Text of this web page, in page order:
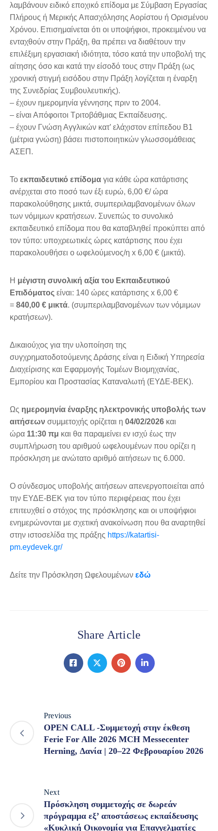
λαμβάνουν ειδικό εποχικό επίδομα με Σύμβαση Εργασίας
Πλήρους ή Μερικής Απασχόλησης Αορίστου ή Ορισμένου
Χρόνου. Επισημαίνεται ότι οι υποψήφιοι, προκειμένου να
ενταχθούν στην Πράξη, θα πρέπει να διαθέτουν την
επιλέξιμη εργασιακή ιδιότητα, τόσο κατά την υποβολή της
αίτησης όσο και κατά την είσοδό τους στην Πράξη (ως
χρονική στιγμή εισόδου στην Πράξη λογίζεται η έναρξη
της Συνεδρίας Συμβουλευτικής).
– έχουν ημερομηνία γέννησης πριν το 2004.
– είναι Απόφοιτοι Τριτοβάθμιας Εκπαίδευσης.
– έχουν Γνώση Αγγλικών κατ’ ελάχιστον επίπεδου Β1
(μέτρια γνώση) βάσει πιστοποιητικών γλωσσομάθειας
ΑΣΕΠ.
Το εκπαιδευτικό επίδομα για κάθε ώρα κατάρτισης
ανέρχεται στο ποσό των έξι ευρώ, 6,00 €/ ώρα
παρακολούθησης μικτά, συμπεριλαμβανομένων όλων
των νόμιμων κρατήσεων. Συνεπώς το συνολικό
εκπαιδευτικό επίδομα που θα καταβληθεί προκύπτει από
τον τύπο: υποχρεωτικές ώρες κατάρτισης που έχει
παρακολουθήσει ο ωφελούμενος/η x 6,00 € (μικτά).
Η μέγιστη συνολική αξία του Εκπαιδευτικού
Επιδόματος είναι: 140 ώρες κατάρτισης x 6,00 €
= 840,00 € μικτά. (συμπεριλαμβανομένων των νόμιμων
κρατήσεων).
Δικαιούχος για την υλοποίηση της
συγχρηματοδοτούμενης Δράσης είναι η Ειδική Υπηρεσία
Διαχείρισης και Εφαρμογής Τομέων Βιομηχανίας,
Εμπορίου και Προστασίας Καταναλωτή (ΕΥΔΕ-ΒΕΚ).
Ως ημερομηνία έναρξης ηλεκτρονικής υποβολής των
αιτήσεων συμμετοχής ορίζεται η 04/02/2026 και
ώρα 11:30 πμ και θα παραμείνει εν ισχύ έως την
συμπλήρωση του αριθμού ωφελουμένων που ορίζει η
πρόσκληση με ανώτατο αριθμό αιτήσεων τις 6.000.
Ο σύνδεσμος υποβολής αιτήσεων απενεργοποιείται από
την ΕΥΔΕ-ΒΕΚ για τον τύπο περιφέρειας που έχει
επιτευχθεί ο στόχος της πρόσκλησης και οι υποψήφιοι
ενημερώνονται με σχετική ανακοίνωση που θα αναρτηθεί
στην ιστοσελίδα της πράξης https://katartisi-
pm.eydevek.gr/
Δείτε την Πρόσκληση Ωφελουμένων εδώ
Share Article
Previous
OPEN CALL -Συμμετοχή στην έκθεση
Ferie For Alle 2026 MCH Messecenter
Herning, Δανία | 20–22 Φεβρουαρίου 2026
Next
Πρόσκληση συμμετοχής σε δωρεάν
πρόγραμμα εξ’ αποστάσεως εκπαίδευσης
«Κυκλική Οικονομία για Επαγγελματίες